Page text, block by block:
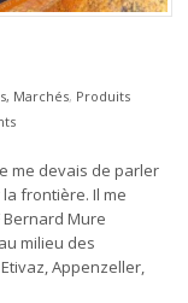
Marchés, Produits
me devais de parler
frontière. Il me
Bernard Mure
milieu des
Appenzeller,